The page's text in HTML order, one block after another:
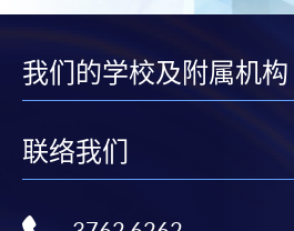
我们的学校及附属机构
联络我们